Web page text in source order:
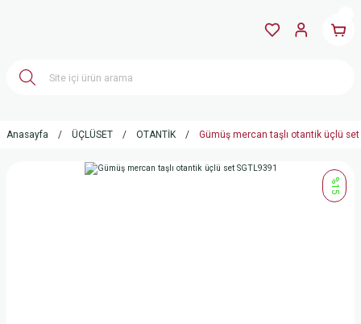
Anasayfa ÜÇLÜSET OTANTİK Gümüş mercan taşlı otantik üçlü set
%15